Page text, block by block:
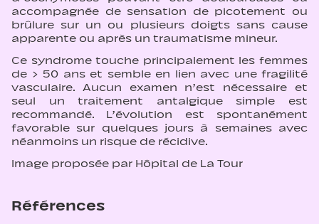
accompagnée de sensation de picotement ou
brûlure sur un ou plusieurs doigts sans cause
apparente ou après un traumatisme mineur.
Ce syndrome touche principalement les femmes
de > 50 ans et semble en lien avec une fragilité
vasculaire. Aucun examen n’est nécessaire et
seul un traitement antalgique simple est
recommandé. L’évolution est spontanément
favorable sur quelques jours à semaines avec
néanmoins un risque de récidive.
Image proposée par Hôpital de La Tour
Références